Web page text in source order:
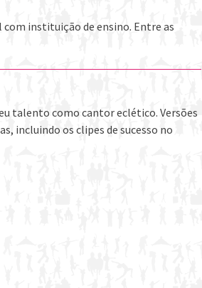
instituição de ensino. Entre as
talento como cantor eclético. Versões
incluindo os clipes de sucesso no